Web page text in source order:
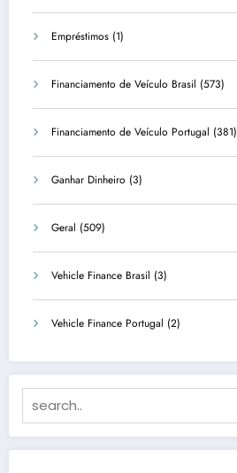
Empréstimos (1)
Financiamento de Veículo Brasil (573)
Financiamento de Veículo Portugal (381)
Ganhar Dinheiro (3)
Geral (509)
Vehicle Finance Brasil (3)
Vehicle Finance Portugal (2)